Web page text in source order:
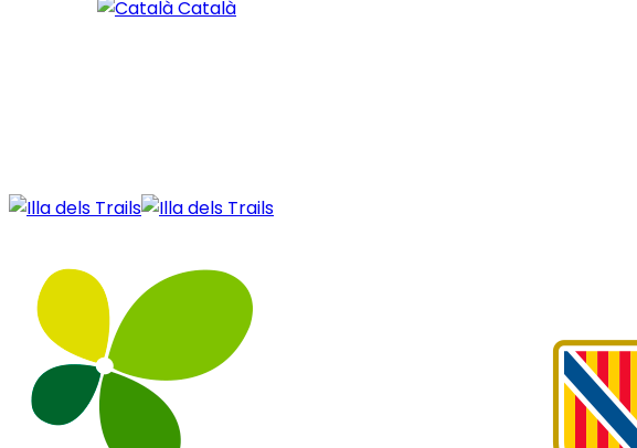
Català